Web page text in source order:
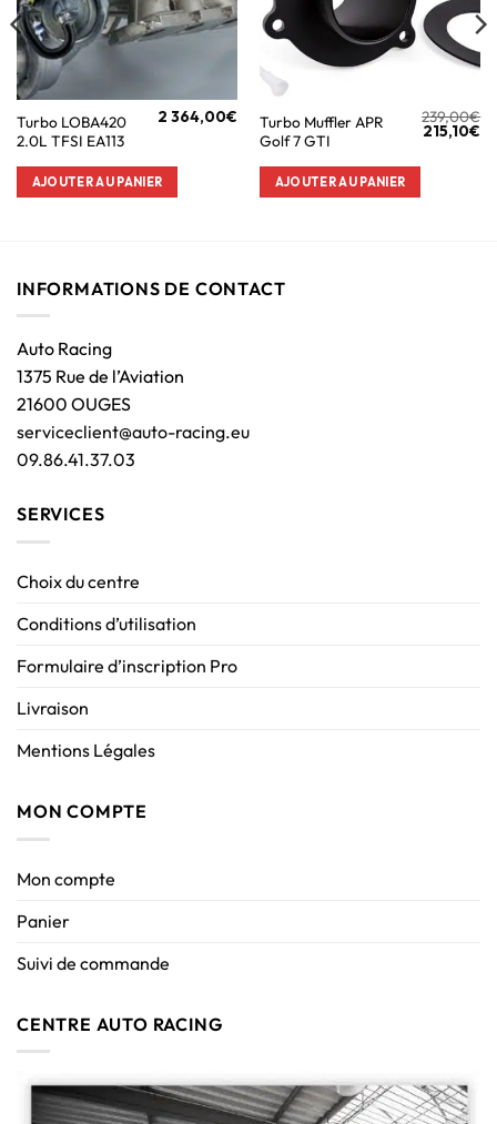
Turbo LOBA420
2.0L TFSI EA113
2 364,00€
AJOUTER AU PANIER
Turbo Muffler APR
Golf 7 GTI
239,00€
215,10€
AJOUTER AU PANIER
INFORMATIONS DE CONTACT
Auto Racing
1375 Rue de l’Aviation
21600 OUGES
serviceclient@auto-racing.eu
09.86.41.37.03
SERVICES
Choix du centre
Conditions d’utilisation
Formulaire d’inscription Pro
Livraison
Mentions Légales
MON COMPTE
Mon compte
Panier
Suivi de commande
CENTRE AUTO RACING